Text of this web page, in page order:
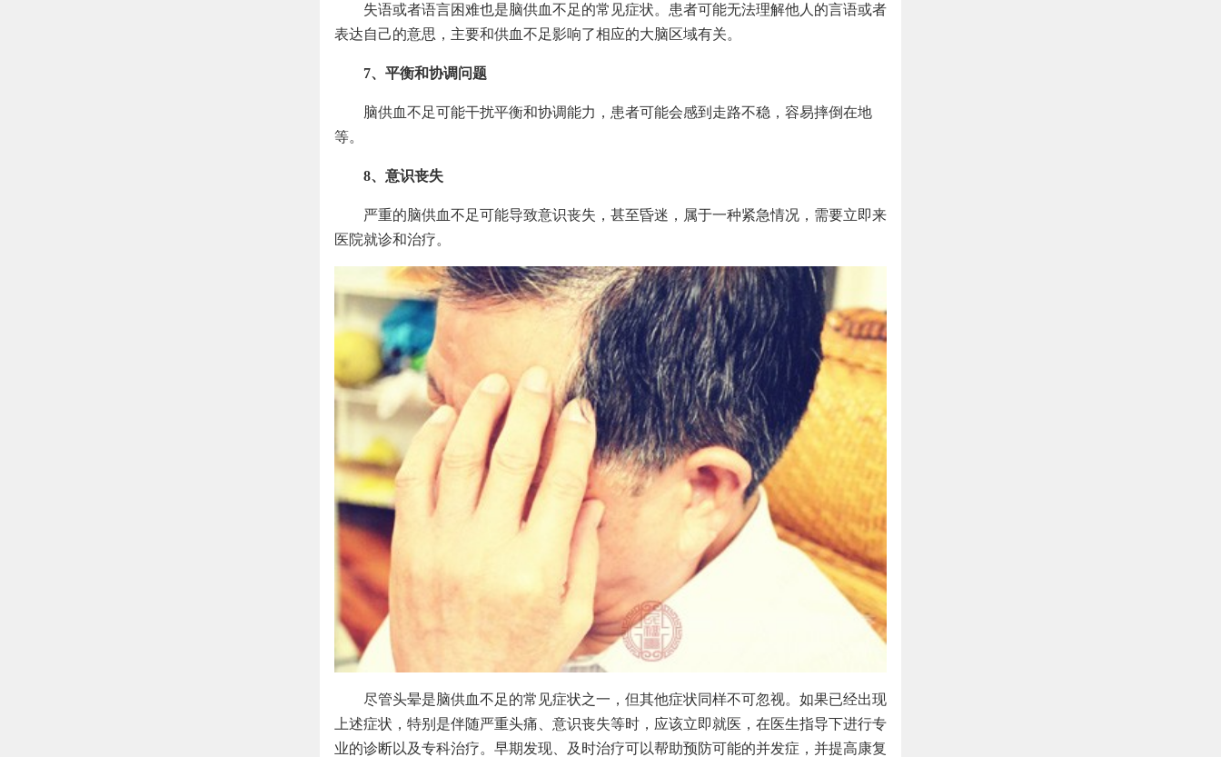
失语或者语言困难也是脑供血不足的常见症状。患者可能无法理解他人的言语或者
表达自己的意思，主要和供血不足影响了相应的大脑区域有关。
7、平衡和协调问题
脑供血不足可能干扰平衡和协调能力，患者可能会感到走路不稳，容易摔倒在地
等。
8、意识丧失
严重的脑供血不足可能导致意识丧失，甚至昏迷，属于一种紧急情况，需要立即来
医院就诊和治疗。
尽管头晕是脑供血不足的常见症状之一，但其他症状同样不可忽视。如果已经出现
上述症状，特别是伴随严重头痛、意识丧失等时，应该立即就医，在医生指导下进行专
业的诊断以及专科治疗。早期发现、及时治疗可以帮助预防可能的并发症，并提高康复